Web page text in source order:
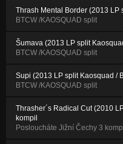
Thrash Mental Border (2013 LP
BTCW /KAOSQUAD split
Šumava (2013 LP split
BTCW /KAOSQUAD split
Supi (2013 LP split Kaosquad /
BTCW /KAOSQUAD split
Thrasher´s Radical Cut (2010
kompil
Posloucháte Jižní Čechy 3